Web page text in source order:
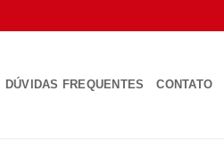
DÚVIDAS FREQUENTES CONTATO